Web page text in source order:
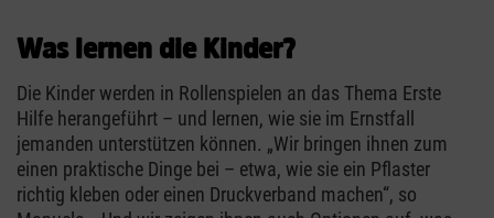
Was lernen die Kinder?
Die Kinder werden in Rollenspielen an das Thema Erste
Hilfe herangeführt – und lernen, wie sie im Ernstfall
jemanden unterstützen können. „Wir bringen ihnen zum
einen praktische Dinge bei – etwa, wie sie ein Pflaster
richtig kleben oder einen Druckverband machen“, so